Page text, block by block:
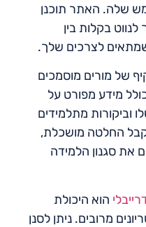
שלה. האתר תוכנן
בקלות בין
שמתאים לצרכים שלך.
של מורים מוסמכים
מידע מפורט על
וביקורות מתלמידים
החלטה מושכלת,
את סגנון הלמידה
הוא היכולת
מרובים. ניתן לסנן